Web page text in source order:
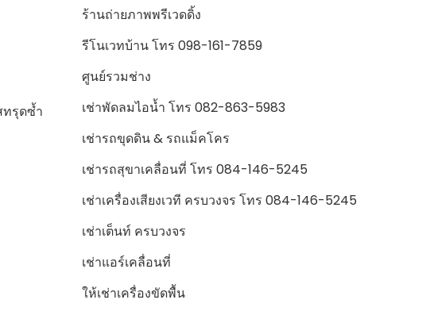
รุดซ้ำ
ร้านถ่ายภาพพรีเวดดิ้ง
รีโนเวทบ้าน โทร 098-161-7859
ศูนย์รวมช่าง
เช่าพัดลมไอน้ำ โทร 082-863-5983
เช่ารถขุดดิน & รถแม็คโคร
เช่ารถสุขาเคลื่อนที่ โทร 084-146-5245
เช่าเครื่องเสียงเวที ครบวงจร โทร 084-146-5245
เช่าเต็นท์ ครบวงจร
เช่าแอร์เคลื่อนที่
ให้เช่าเครื่องขัดพื้น